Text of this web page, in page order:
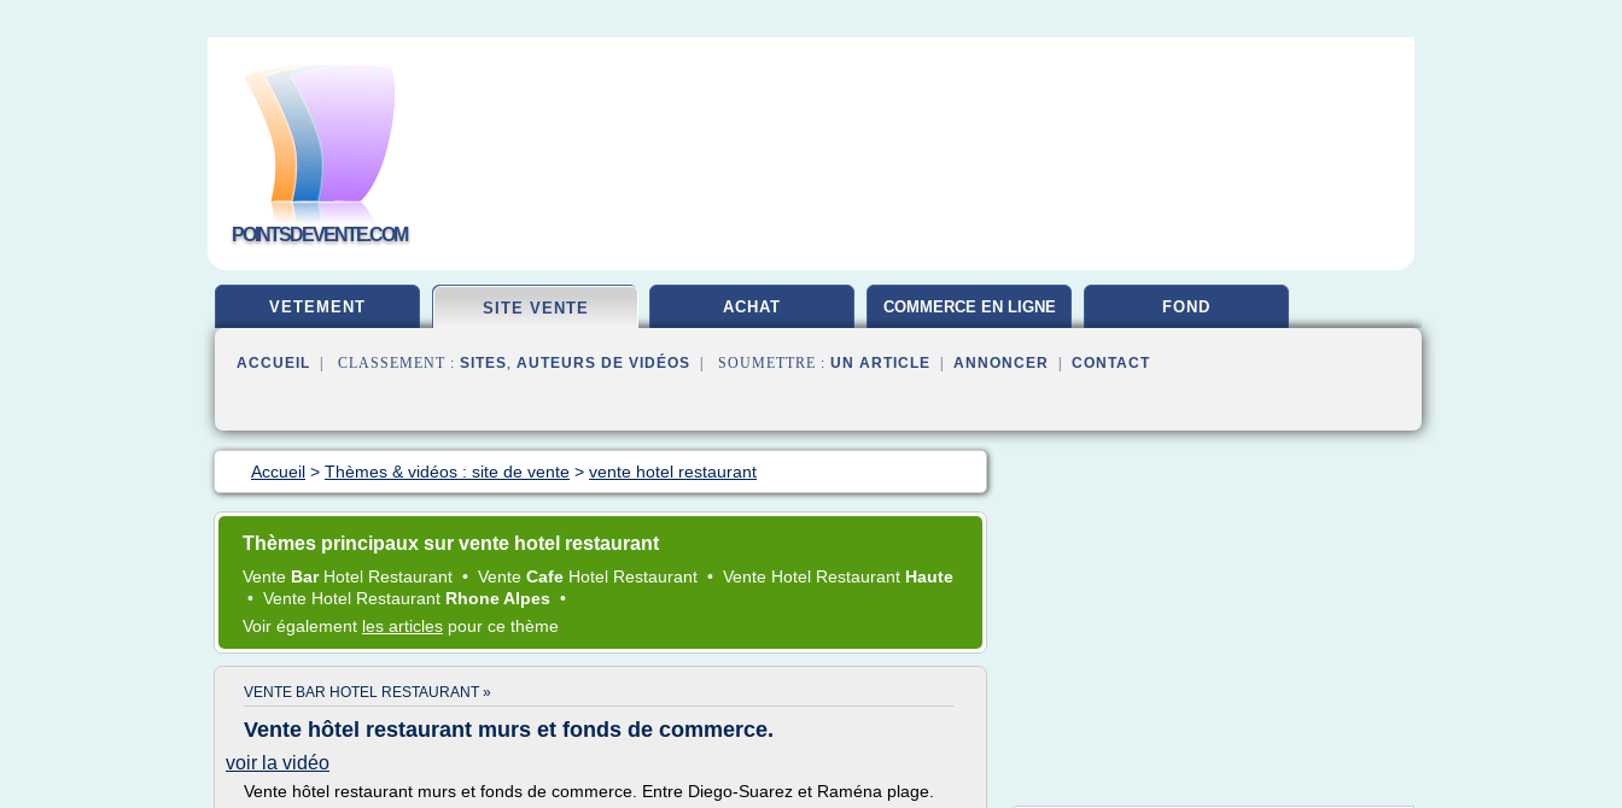
POINTSDEVENTE.COM
VETEMENT SITE VENTE ACHAT COMMERCE EN LIGNE FOND
ACCUEIL | CLASSEMENT : SITES, AUTEURS DE VIDÉOS | SOUMETTRE : UN ARTICLE ANNONCER CONTACT
Accueil > Thèmes & vidéos : site de vente > vente hotel restaurant
Thèmes principaux sur vente hotel restaurant
Vente Bar Hotel Restaurant • Vente Cafe Hotel Restaurant • Vente Hotel Restaurant Haute
• Vente Hotel Restaurant Rhone Alpes •
Voir également les articles pour ce thème
VENTE BAR HOTEL RESTAURANT »
Vente hôtel restaurant murs et fonds de commerce.
voir la vidéo
Vente hôtel restaurant murs et fonds de commerce. Entre Diego-Suarez et Raména plage.